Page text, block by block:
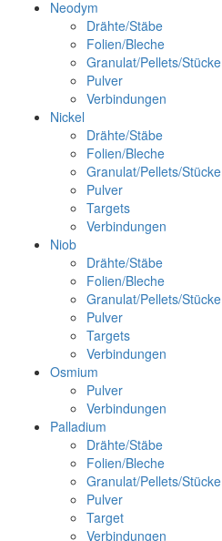
Neodym
Drähte/Stäbe
Folien/Bleche
Granulat/Pellets/Stücke
Pulver
Verbindungen
Nickel
Drähte/Stäbe
Folien/Bleche
Granulat/Pellets/Stücke
Pulver
Targets
Verbindungen
Niob
Drähte/Stäbe
Folien/Bleche
Granulat/Pellets/Stücke
Pulver
Targets
Verbindungen
Osmium
Pulver
Verbindungen
Palladium
Drähte/Stäbe
Folien/Bleche
Granulat/Pellets/Stücke
Pulver
Target
Verbindungen